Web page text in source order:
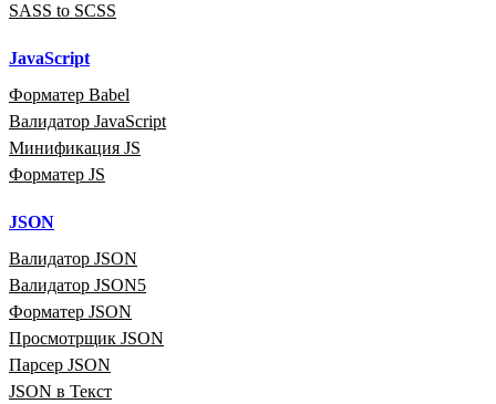
SASS to SCSS
JavaScript
Форматер Babel
Валидатор JavaScript
Минификация JS
Форматер JS
JSON
Валидатор JSON
Валидатор JSON5
Форматер JSON
Просмотрщик JSON
Парсер JSON
JSON в Текст